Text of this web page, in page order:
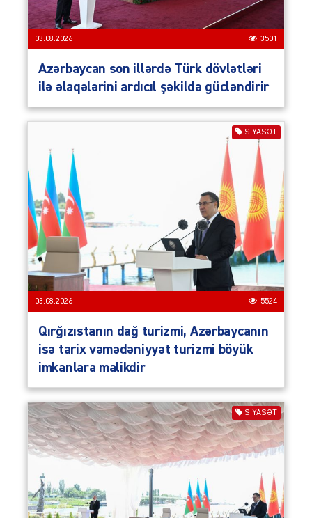
03.08.2026 3501
Azərbaycan son illərdə Türk dövlətləri
ilə əlaqələrini ardıcıl şəkildə gücləndirir
SIYASƏT
03.08.2026 5524
Qırğızıstanın dağ turizmi, Azərbaycanın
isə tarix vəmədəniyyət turizmi böyük
imkanlara malikdir
SIYASƏT